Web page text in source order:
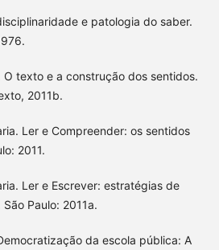
e patologia do saber.
O texto e a construção dos sentidos.
2011b.
Ler e Compreender: os sentidos
2011.
Ler e Escrever: estratégias de
Paulo: 2011a.
da escola pública: A